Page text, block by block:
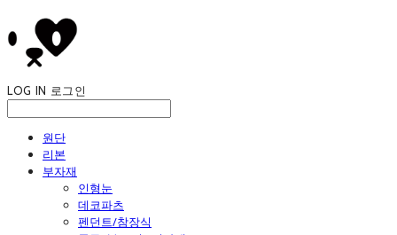
LOG IN 로그인
원단
리본
부자재
인형눈
데코파츠
펜던트/참장식